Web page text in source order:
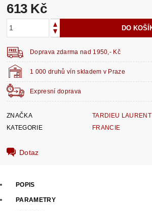
613 Kč
1 000 druhů vín skladem v Praze
Expresní doprava
Doprava zdarma nad 1950,- Kč
ZNAČKA
TARDIEU LAURENT
KATEGORIE
FRANCIE
Dotaz
POPIS
PARAMETRY